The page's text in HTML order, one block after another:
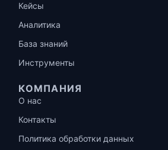
Кейсы
Аналитика
База знаний
Инструменты
КОМПАНИЯ
О нас
Контакты
Политика обработки данных